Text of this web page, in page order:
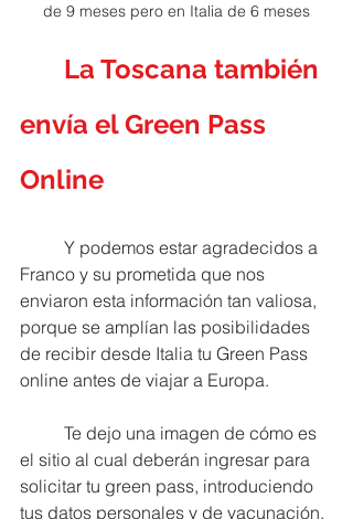
de 9 meses pero en Italia de 6 meses
La Toscana también
envía el Green Pass
Online
Franco y su prometida que nos
enviaron esta información tan valiosa,
porque se amplían las posibilidades
de recibir desde Italia tu Green Pass
online antes de viajar a Europa.
el sitio al cual deberán ingresar para
solicitar tu green pass, introduciendo
tus datos personales y de vacunación.